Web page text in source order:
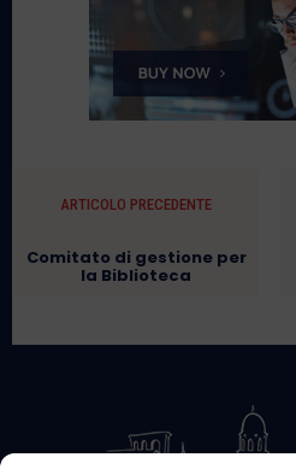
ARTICOLO PRECEDENTE
Comitato di gestione per
la Biblioteca